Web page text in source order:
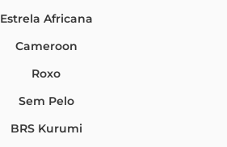
Estrela Africana
Cameroon
Roxo
Sem Pelo
BRS Kurumi